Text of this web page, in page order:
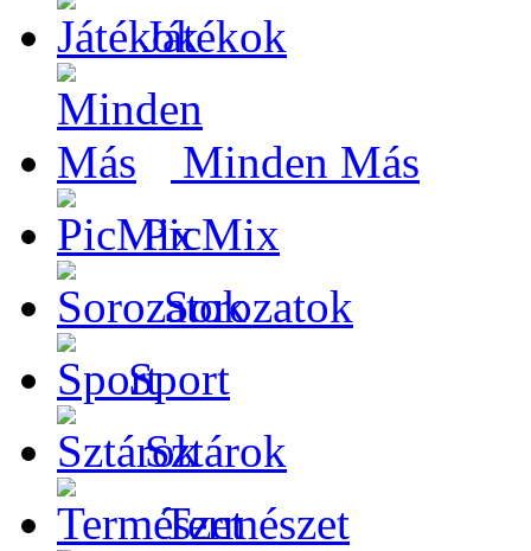
Játékok
Minden Más
PicMix
Sorozatok
Sport
Sztárok
Természet